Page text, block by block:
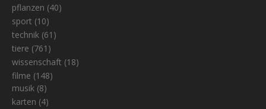
pflanzen (40)
sport (10)
technik (61)
tiere (761)
wissenschaft (18)
filme (148)
musik (8)
karten (4)